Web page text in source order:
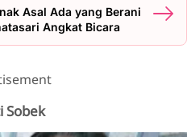
Asal Ada yang Berani
Angkat Bicara
Sobek